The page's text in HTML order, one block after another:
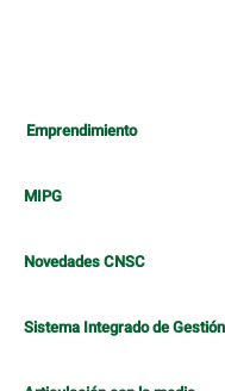
Emprendimiento
MIPG
Novedades CNSC
Sistema Integrado de Gestión